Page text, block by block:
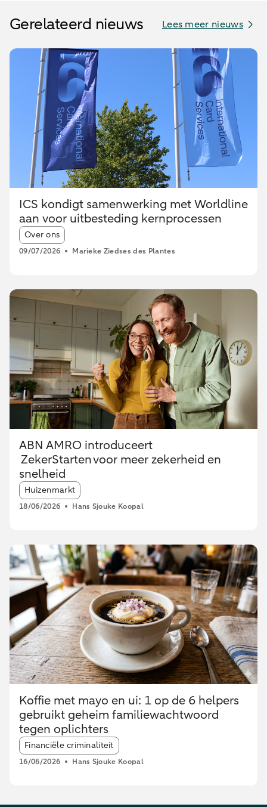
Gerelateerd nieuws Lees meer nieuws
ICS kondigt samenwerking met Worldline
aan voor uitbesteding kernprocessen
Article tags:
Over ons
09/07/2026 Marieke Ziedses des Plantes
ABN AMRO introduceert
ZekerStarten voor meer zekerheid en
snelheid
Article tags:
Huizenmarkt
18/06/2026 Hans Sjouke Koopal
Koffie met mayo en ui: 1 op de 6 helpers
gebruikt geheim familiewachtwoord
tegen oplichters
Article tags:
Financiële criminaliteit
16/06/2026 Hans Sjouke Koopal